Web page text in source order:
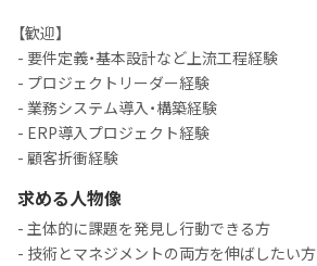
【歓迎】
- 要件定義・基本設計など上流工程経験
- プロジェクトリーダー経験
- 業務システム導入・構築経験
- ERP導入プロジェクト経験
- 顧客折衝経験
求める人物像
- 主体的に課題を発見し行動できる方
- 技術とマネジメントの両方を伸ばしたい方